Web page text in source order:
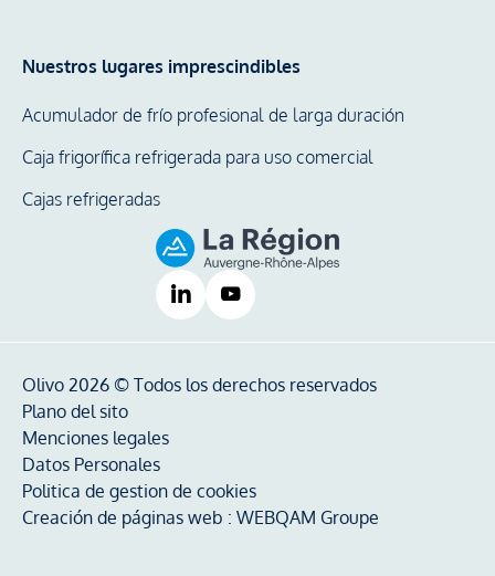
Nuestros lugares imprescindibles
Acumulador de frío profesional de larga duración
Caja frigorífica refrigerada para uso comercial
Cajas refrigeradas
Olivo 2026 © Todos los derechos reservados
Plano del sito
Menciones legales
Datos Personales
Politica de gestion de cookies
Creación de páginas web : WEBQAM Groupe